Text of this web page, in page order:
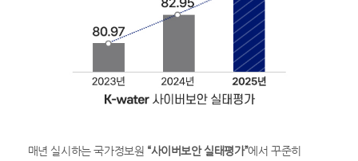
매년 실시하는 국가정보원 “사이버보안 실태평가”에서 꾸준히